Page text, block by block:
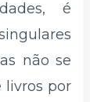
é
não se
livros por